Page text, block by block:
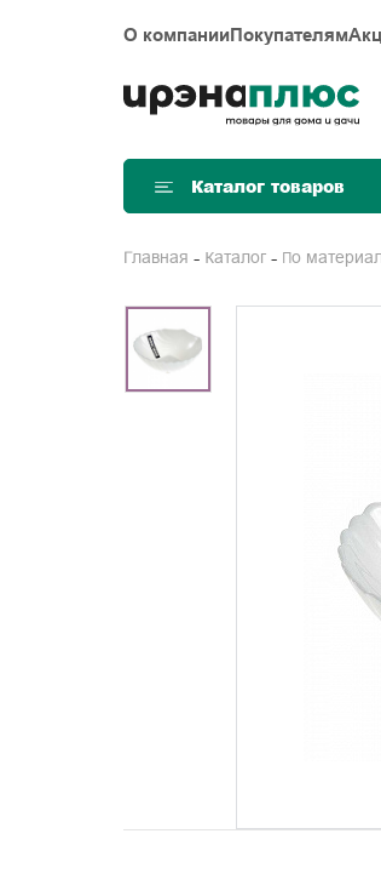
О компанииПокупателям
Каталог товаров
Главная Каталог По